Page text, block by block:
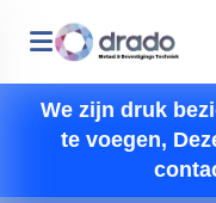
We zijn druk
te voegen,